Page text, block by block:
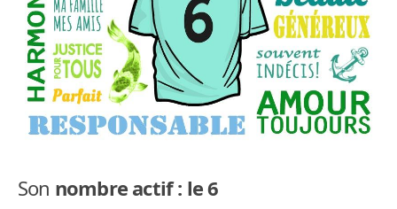
Son nombre actif : le 6
APPRENDRE LA NUMÉROLOGIE
EXPLORER LA NUMÉROLOGIE
70.000 PRÉNOMS
(À PROPOS)